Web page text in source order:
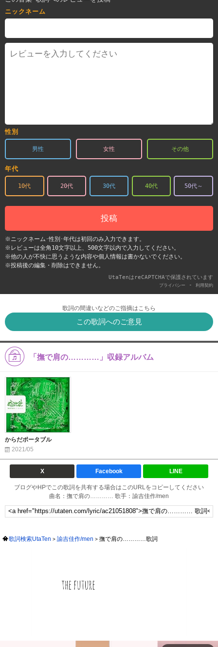
ニックネーム
性別
男性 女性 その他
年代
10代 20代 30代 40代 50代～
投稿
※ニックネーム･性別･年代は初回のみ入力できます。
※レビューは全角10文字以上、500文字以内で入力してください。
※他の人が不快に思うような内容や個人情報は書かないでください。
※投稿後の編集・削除はできません。
UtaTenはreCAPTCHAで保護されています
プライバシー - 利用契約
歌詞の間違いなどのご指摘はこちら
この歌詞へのご意見
「撫で肩の…………」収録アルバム
からだポータブル
2021/05
X Facebook LINE
ブログやHPでこの歌詞を共有する場合はこのURLをコピーしてください
曲名：撫で肩の………… 歌手：諭吉佳作/men
歌詞検索UtaTen 諭吉佳作/men 撫で肩の…………歌詞